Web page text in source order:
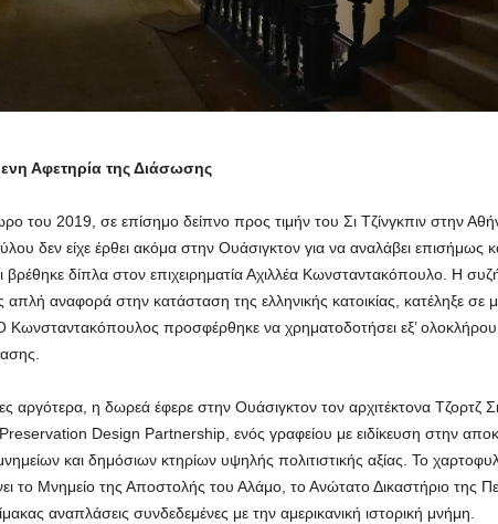
Αφετηρία της Διάσωσης
του 2019, σε επίσημο δείπνο προς τιμήν του Σι Τζίνγκπιν στην
δεν είχε έρθει ακόμα στην Ουάσιγκτον για να αναλάβει επισήμως
βρέθηκε δίπλα στον επιχειρηματία Αχιλλέα Κωνσταντακόπουλο. Η
απλή αναφορά στην κατάσταση της ελληνικής κατοικίας, κατέληξε σε
προσφέρθηκε να χρηματοδοτήσει εξ’ ολοκλήρου
αργότερα, η δωρεά έφερε στην Ουάσιγκτον τον αρχιτέκτονα Τζορτζ
Design Partnership, ενός γραφείου με ειδίκευση στην
και δημόσιων κτηρίων υψηλής πολιτιστικής αξίας. Το
το Μνημείο της Αποστολής του Αλάμο, το Ανώτατο Δικαστήριο της
αναπλάσεις συνδεδεμένες με την αμερικανική ιστορική μνήμη.